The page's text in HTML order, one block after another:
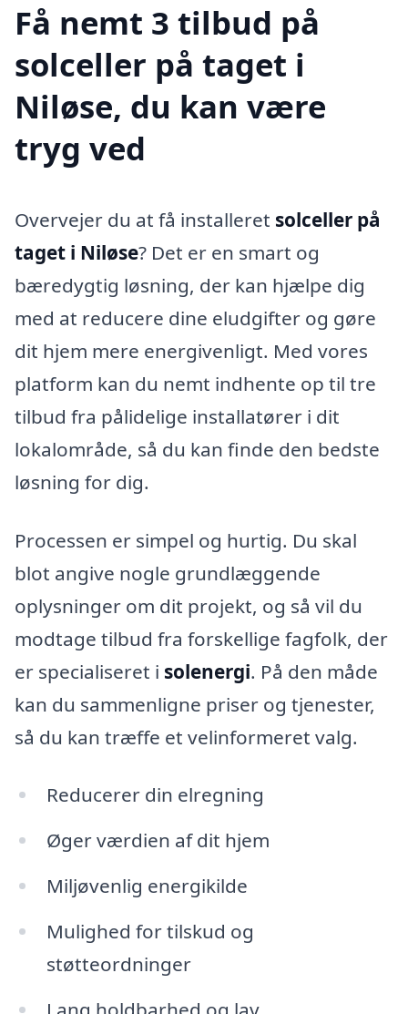
Få nemt 3 tilbud på
solceller på taget i
Niløse, du kan være
tryg ved
Overvejer du at få installeret solceller på
taget i Niløse? Det er en smart og
bæredygtig løsning, der kan hjælpe dig
med at reducere dine eludgifter og gøre
dit hjem mere energivenligt. Med vores
platform kan du nemt indhente op til tre
tilbud fra pålidelige installatører i dit
lokalområde, så du kan finde den bedste
løsning for dig.
Processen er simpel og hurtig. Du skal
blot angive nogle grundlæggende
oplysninger om dit projekt, og så vil du
modtage tilbud fra forskellige fagfolk, der
er specialiseret i solenergi. På den måde
kan du sammenligne priser og tjenester,
så du kan træffe et velinformeret valg.
Reducerer din elregning
Øger værdien af dit hjem
Miljøvenlig energikilde
Mulighed for tilskud og
støtteordninger